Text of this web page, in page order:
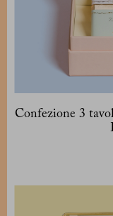
Confezione 3